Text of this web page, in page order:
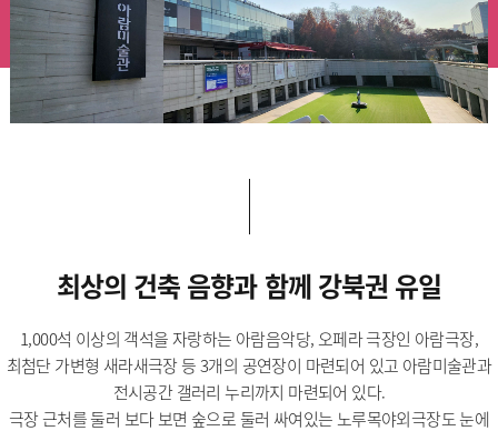
최상의 건축 음향과 함께 강북권 유일
1,000석 이상의 객석을 자랑하는 아람음악당, 오페라 극장인 아람극장,
최첨단 가변형 새라새극장 등 3개의 공연장이 마련되어 있고 아람미술관과
전시공간 갤러리 누리까지 마련되어 있다.
극장 근처를 둘러 보다 보면 숲으로 둘러 싸여있는 노루목야외극장도 눈에